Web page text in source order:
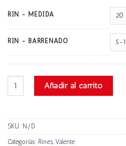
RIN - MEDIDA
RIN - BARRENADO
Valente V-4 cantidadAñadir al carrito
SKU: N/D
Categorías: Rines, Valente